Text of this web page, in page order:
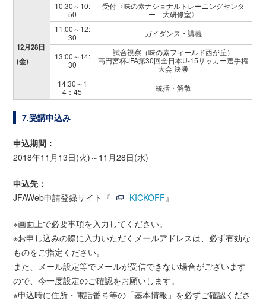
12月28日
(金)
10:30～10:
50
受付〈味の素ナショナルトレーニングセンタ
ー 大研修室〉
11:00～12:
30
ガイダンス・講義
13:00～14:
30
試合視察（味の素フィールド西が丘）
高円宮杯JFA第30回全日本U-15サッカー選手権
大会 決勝
14:30～1
4：45
統括・解散
7.受講申込み
申込期間：
2018年11月13日(火)～11月28日(水)
申込先：
JFAWeb申請登録サイト『
KICKOFF』
※画面上で必要事項を入力してください。
※お申し込みの際に入力いただくメールアドレスは、必ず有効な
ものをご指定ください。
また、メール設定等でメールが受信できない場合がございます
ので、今一度設定のご確認をお願いします。
※申込時に住所・電話番号等の「基本情報」を必ずご確認くださ